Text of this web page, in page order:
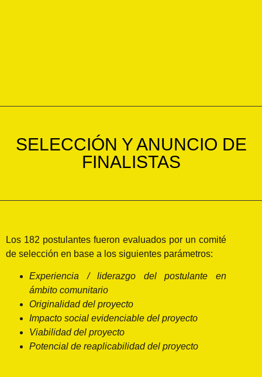
SELECCIÓN Y ANUNCIO DE
FINALISTAS
Los 182 postulantes fueron evaluados por un comité
de selección en base a los siguientes parámetros:
Experiencia / liderazgo del postulante en
ámbito comunitario
Originalidad del proyecto
Impacto social evidenciable del proyecto
Viabilidad del proyecto
Potencial de reaplicabilidad del proyecto